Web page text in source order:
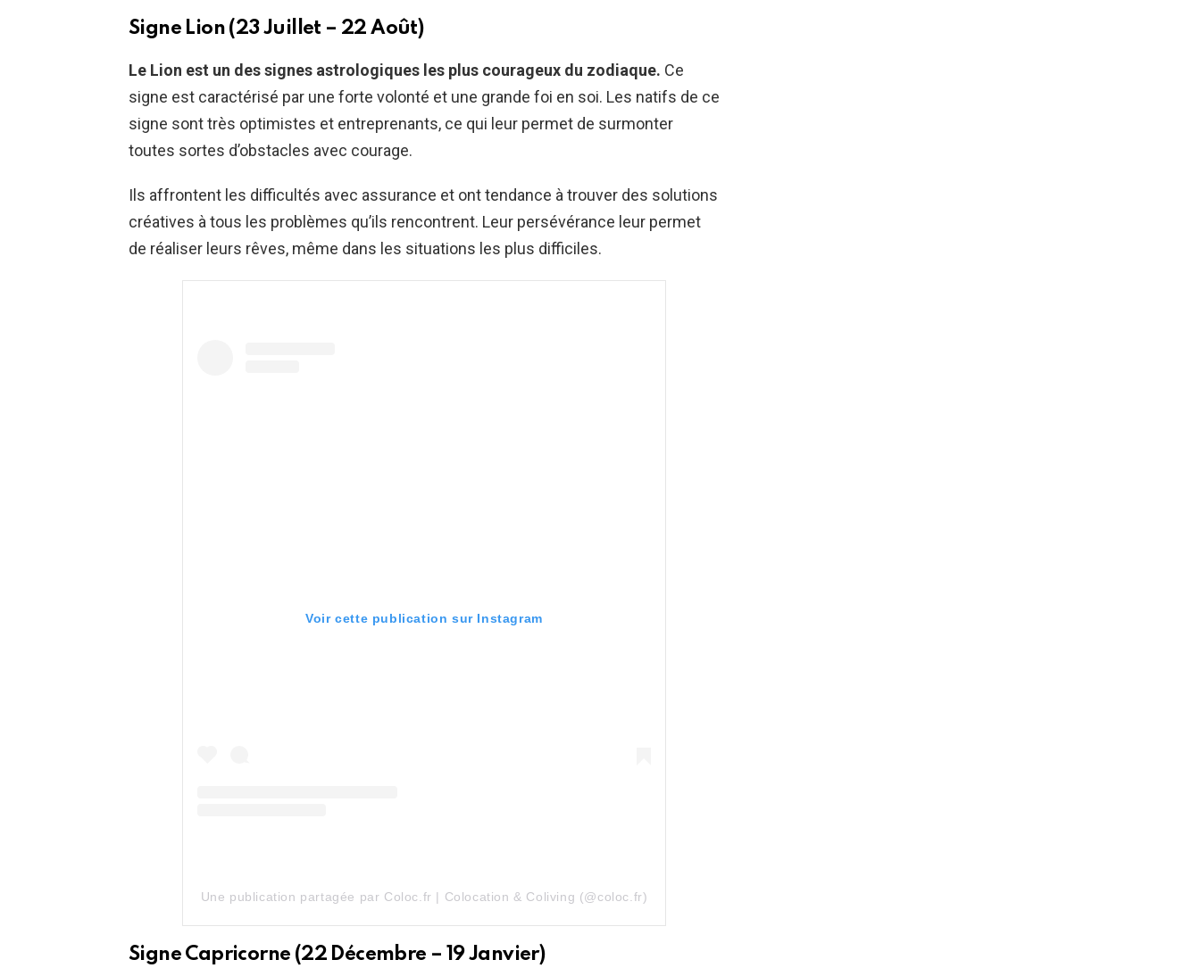
Signe Lion (23 Juillet – 22 Août)
Le Lion est un des signes astrologiques les plus courageux du zodiaque. Ce
signe est caractérisé par une forte volonté et une grande foi en soi. Les natifs de ce
signe sont très optimistes et entreprenants, ce qui leur permet de surmonter
toutes sortes d’obstacles avec courage.
Ils affrontent les difficultés avec assurance et ont tendance à trouver des solutions
créatives à tous les problèmes qu’ils rencontrent. Leur persévérance leur permet
de réaliser leurs rêves, même dans les situations les plus difficiles.
Voir cette publication sur Instagram
Une publication partagée par Coloc.fr | Colocation & Coliving (@coloc.fr)
Signe Capricorne (22 Décembre – 19 Janvier)